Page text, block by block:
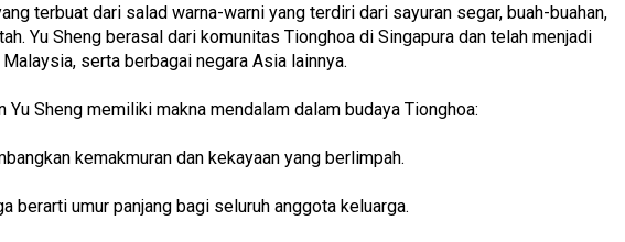
terbuat dari salad warna-warni yang terdiri dari sayuran segar, buah-buahan,
Yu Sheng berasal dari komunitas Tionghoa di Singapura dan telah menjadi
serta berbagai negara Asia lainnya.
Sheng memiliki makna mendalam dalam budaya Tionghoa:
kemakmuran dan kekayaan yang berlimpah.
berarti umur panjang bagi seluruh anggota keluarga.